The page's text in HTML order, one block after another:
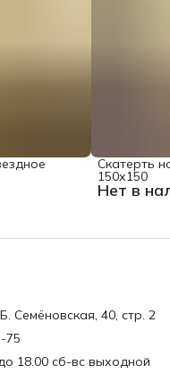
Нет в
Скатерть
150х150
Семёновская, 40, стр. 2
75
18.00 сб-вс выходной